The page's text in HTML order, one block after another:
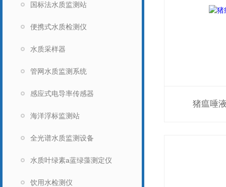
国标法水质监测站
便携式水质检测仪
水质采样器
管网水质监测系统
感应式电导率传感器
海洋浮标监测站
全光谱水质监测设备
水质叶绿素a蓝绿藻测定仪
饮用水检测仪
猪瘟唾